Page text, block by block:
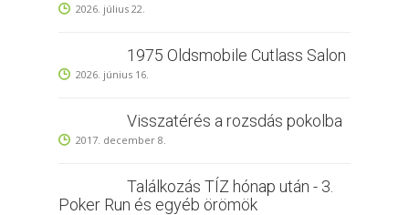
2026. július 22.
1975 Oldsmobile Cutlass Salon
2026. június 16.
Visszatérés a rozsdás pokolba
2017. december 8.
Találkozás TÍZ hónap után - 3.
Poker Run és egyéb örömök